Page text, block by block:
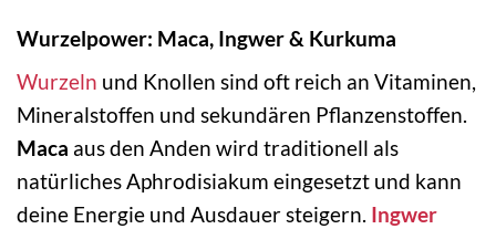
Wurzelpower: Maca, Ingwer & Kurkuma
Wurzeln und Knollen sind oft reich an Vitaminen,
Mineralstoffen und sekundären Pflanzenstoffen.
Maca aus den Anden wird traditionell als
natürliches Aphrodisiakum eingesetzt und kann
deine Energie und Ausdauer steigern. Ingwer